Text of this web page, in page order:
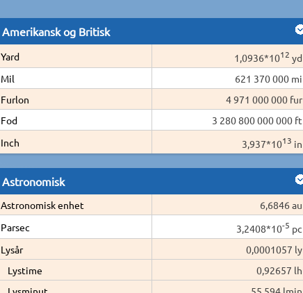
Amerikansk og Britisk
Yard 1,0936*1012 yd
Mil
621 370 000 mi
Furlon
4 971 000 000 fur
Fod
3 280 800 000 000 ft
Inch
3,937*1013 in
Astronomisk
Astronomisk enhet
6,6846 au
Parsec
3,2408*10-5 pc
Lysår
0,0001057 ly
Lystime
0,92657 lh